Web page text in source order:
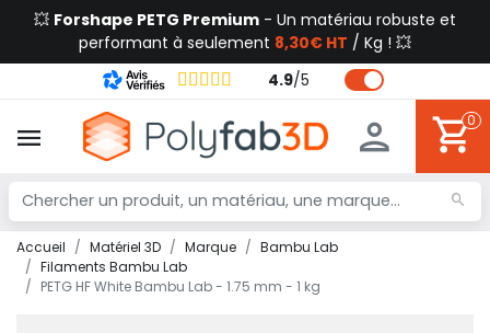
💥 Forshape PETG Premium - Un matériau robuste et
performant à seulement 8,30€ HT / Kg ! 💥
4.9/5
0
Accueil Matériel 3D Marque
Bambu Lab
Filaments Bambu Lab
PETG HF White Bambu Lab - 1.75 mm - 1 kg